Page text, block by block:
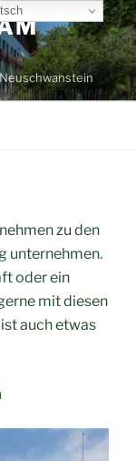
zu den
unternehmen.
oder ein
mit diesen
auch etwas